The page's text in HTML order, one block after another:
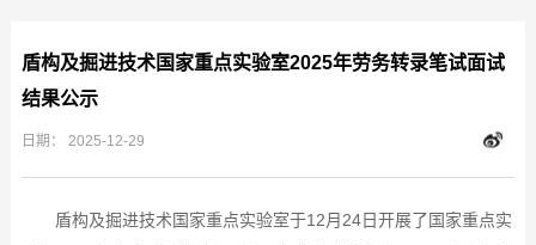
盾构及掘进技术国家重点实验室2025年劳务转录笔试面试
结果公示
日期： 2025-12-29
盾构及掘进技术国家重点实验室于12月24日开展了国家重点实